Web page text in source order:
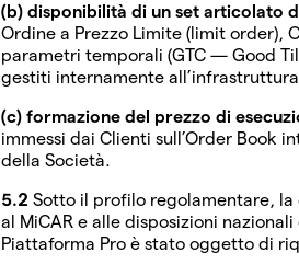
(b) disponibilità di un set articolato
Ordine a Prezzo Limite (limit order),
parametri temporali (GTC — Good
gestiti internamente
(c) formazione del prezzo di
immessi dai Clienti sull’Order Book
della Società.
5.2 Sotto il profilo regolamentare,
al MiCAR e alle disposizioni
Piattaforma Pro è stato oggetto di